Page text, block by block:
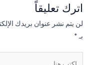
اترك تعليقاً
لن يتم نشر عنوان بريدك الإلكتروني.